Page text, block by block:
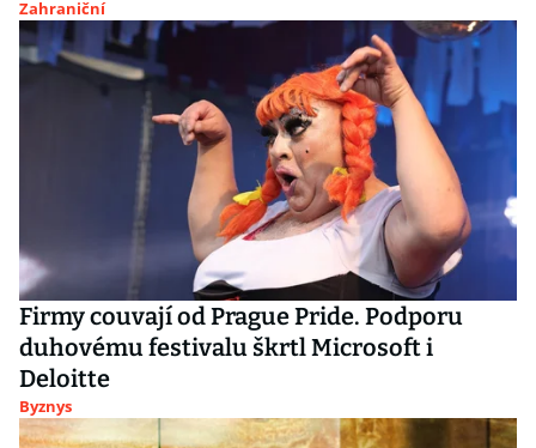
Zahraniční
Firmy couvají od Prague Pride. Podporu
duhovému festivalu škrtl Microsoft i
Deloitte
Byznys